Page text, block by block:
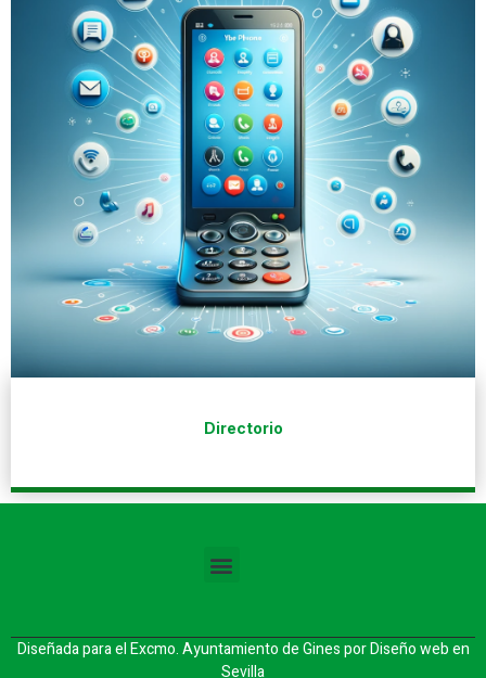
Directorio
Diseñada para el Excmo. Ayuntamiento de Gines porDiseño web en
Sevilla